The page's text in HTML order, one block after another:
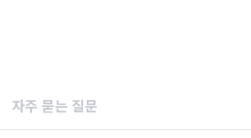
자주 묻는 질문